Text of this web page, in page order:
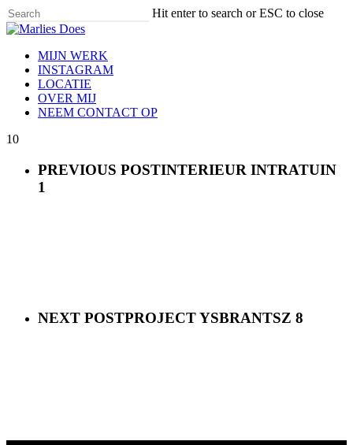
Skip
to
content
Hit enter to search or ESC to close
Close
Menu
MIJN WERK
INSTAGRAM
LOCATIE
OVER MIJ
NEEM CONTACT OP
10
PREVIOUS POSTINTERIEUR INTRATUIN
1
NEXT POSTPROJECT YSBRANTSZ 8